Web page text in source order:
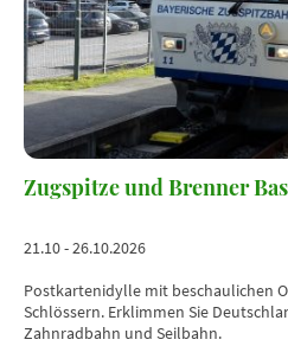
Zugspitze und Brenner
21.10 - 26.10.2026
Postkartenidylle mit beschaulichen
Schlössern. Erklimmen Sie
Zahnradbahn und Seilbahn.